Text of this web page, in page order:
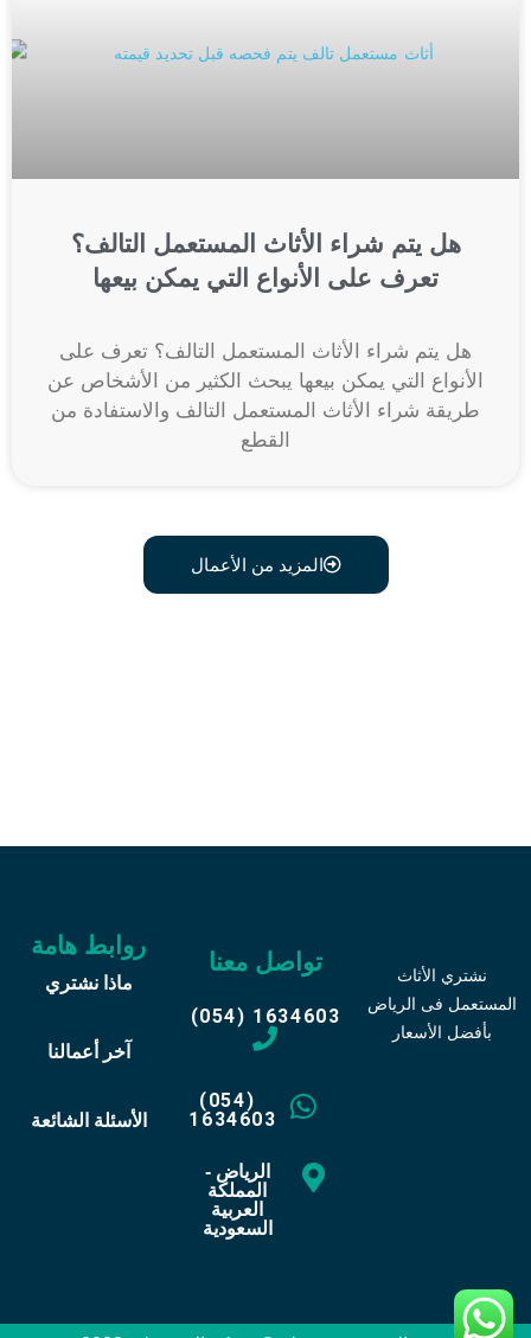
هل يتم شراء الأثاث المستعمل التالف؟
تعرف على الأنواع التي يمكن بيعها
هل يتم شراء الأثاث المستعمل التالف؟ تعرف على
الأنواع التي يمكن بيعها يبحث الكثير من الأشخاص عن
طريقة شراء الأثاث المستعمل التالف والاستفادة من
القطع
المزيد من الأعمال
روابط هامة
ماذا نشتري
آخر أعمالنا
الأسئلة الشائعة
تواصل معنا
(054) 1634603
(054)
1634603
الرياض -
المملكة
العربية
السعودية
نشتري الأثاث
المستعمل فى الرياض
بأفضل الأسعار